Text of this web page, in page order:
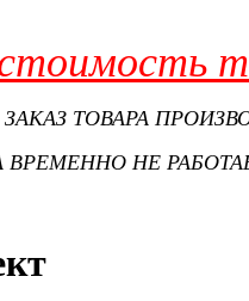
ЗАКАЗ ТОВАРА
ВРЕМЕННО НЕ